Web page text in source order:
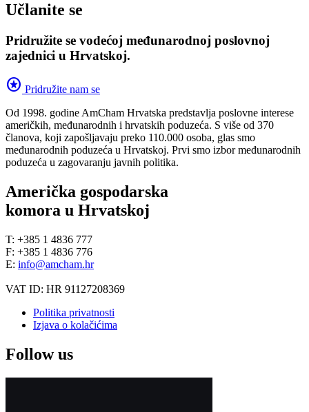
Učlanite se
Pridružite se vodećoj međunarodnoj poslovnoj
zajednici u Hrvatskoj.
stars Pridružite nam se
Od 1998. godine AmCham Hrvatska predstavlja poslovne interese
američkih, međunarodnih i hrvatskih poduzeća. S više od 370
članova, koji zapošljavaju preko 110.000 osoba, glas smo
međunarodnih poduzeća u Hrvatskoj. Prvi smo izbor međunarodnih
poduzeća u zagovaranju javnih politika.
Američka gospodarska
komora u Hrvatskoj
T: +385 1 4836 777
F: +385 1 4836 776
E: info@amcham.hr
VAT ID: HR 91127208369
Politika privatnosti
Izjava o kolačićima
Follow us